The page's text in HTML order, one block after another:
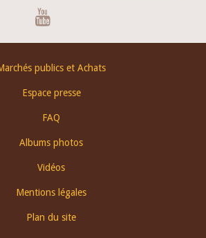
publics et Achats
Espace presse
FAQ
Albums photos
Vidéos
Mentions légales
Plan du site